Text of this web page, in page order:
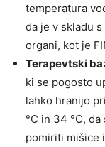
temperatura
da je v skladu
organi, kot je
Terapevtski
ki se pogosto
lahko hranijo
°C in 34 °C,
pomiriti mišice